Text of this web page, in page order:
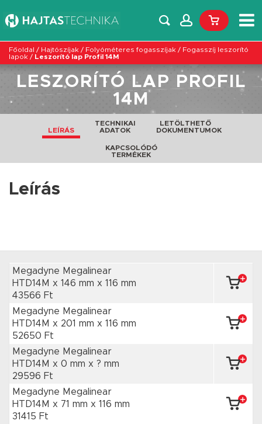
Főoldal / Hajtószíjak / Folyóméteres fogasszíjak / Fogasszíj leszorító
lapok / Leszorító lap Profil 14M
LESZORÍTÓ LAP PROFIL
14M
LEÍRÁS
TECHNIKAI
ADATOK
LETÖLTHETŐ
DOKUMENTUMOK
KAPCSOLÓDÓ
TERMÉKEK
Leírás
Megadyne Megalinear
HTD14M x 146 mm x 116 mm
43566 Ft
Megadyne Megalinear
HTD14M x 201 mm x 116 mm
52650 Ft
Megadyne Megalinear
HTD14M x 0 mm x ? mm
29596 Ft
Megadyne Megalinear
HTD14M x 71 mm x 116 mm
31415 Ft